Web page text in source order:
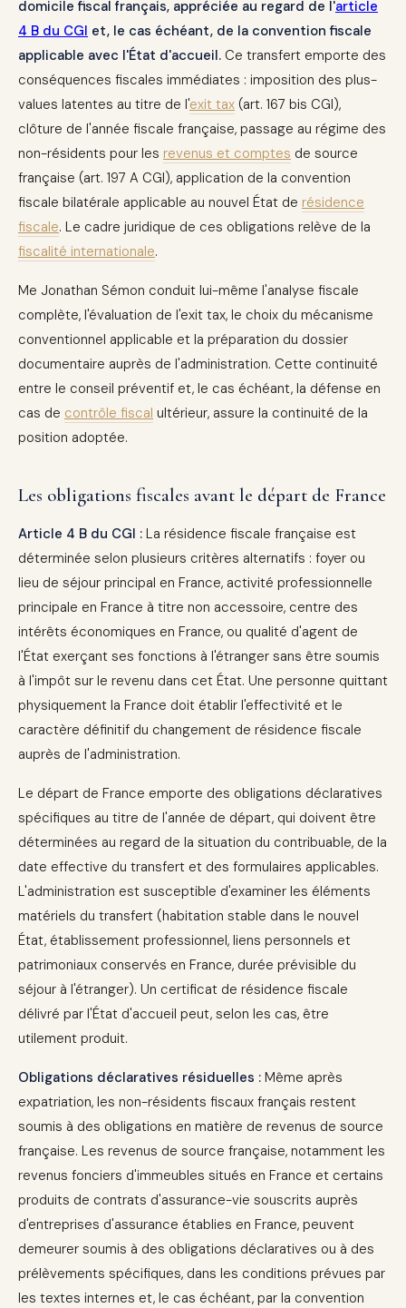
domicile fiscal français, appréciée au regard de l'article
4 B du CGI et, le cas échéant, de la convention fiscale
applicable avec l'État d'accueil. Ce transfert emporte des
conséquences fiscales immédiates : imposition des plus-
values latentes au titre de l'exit tax (art. 167 bis CGI),
clôture de l'année fiscale française, passage au régime des
non-résidents pour les revenus et comptes de source
française (art. 197 A CGI), application de la convention
fiscale bilatérale applicable au nouvel État de résidence
fiscale. Le cadre juridique de ces obligations relève de la
fiscalité internationale.
Me Jonathan Sémon conduit lui-même l'analyse fiscale
complète, l'évaluation de l'exit tax, le choix du mécanisme
conventionnel applicable et la préparation du dossier
documentaire auprès de l'administration. Cette continuité
entre le conseil préventif et, le cas échéant, la défense en
cas de contrôle fiscal ultérieur, assure la continuité de la
position adoptée.
Les obligations fiscales avant le départ de France
Article 4 B du CGI : La résidence fiscale française est
déterminée selon plusieurs critères alternatifs : foyer ou
lieu de séjour principal en France, activité professionnelle
principale en France à titre non accessoire, centre des
intérêts économiques en France, ou qualité d'agent de
l'État exerçant ses fonctions à l'étranger sans être soumis
à l'impôt sur le revenu dans cet État. Une personne quittant
physiquement la France doit établir l'effectivité et le
caractère définitif du changement de résidence fiscale
auprès de l'administration.
Le départ de France emporte des obligations déclaratives
spécifiques au titre de l'année de départ, qui doivent être
déterminées au regard de la situation du contribuable, de la
date effective du transfert et des formulaires applicables.
L'administration est susceptible d'examiner les éléments
matériels du transfert (habitation stable dans le nouvel
État, établissement professionnel, liens personnels et
patrimoniaux conservés en France, durée prévisible du
séjour à l'étranger). Un certificat de résidence fiscale
délivré par l'État d'accueil peut, selon les cas, être
utilement produit.
Obligations déclaratives résiduelles : Même après
expatriation, les non-résidents fiscaux français restent
soumis à des obligations en matière de revenus de source
française. Les revenus de source française, notamment les
revenus fonciers d'immeubles situés en France et certains
produits de contrats d'assurance-vie souscrits auprès
d'entreprises d'assurance établies en France, peuvent
demeurer soumis à des obligations déclaratives ou à des
prélèvements spécifiques, dans les conditions prévues par
les textes internes et, le cas échéant, par la convention